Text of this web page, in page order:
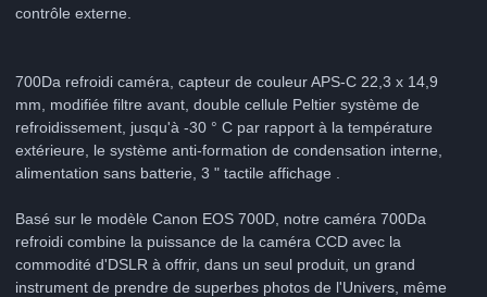
contrôle externe.
700Da refroidi caméra, capteur de couleur APS-C 22,3 x 14,9
mm, modifiée filtre avant, double cellule Peltier système de
refroidissement, jusqu'à -30 ° C par rapport à la température
extérieure, le système anti-formation de condensation interne,
alimentation sans batterie, 3 " tactile affichage .
Basé sur le modèle Canon EOS 700D, notre caméra 700Da
refroidi combine la puissance de la caméra CCD avec la
commodité d'DSLR à offrir, dans un seul produit, un grand
instrument de prendre de superbes photos de l'Univers, même